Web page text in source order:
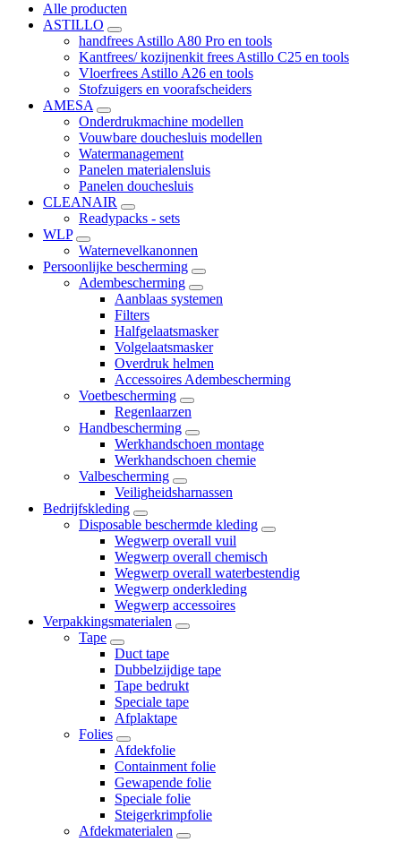
Alle producten
ASTILLO
handfrees Astillo A80 Pro en tools
Kantfrees/ kozijnenkit frees Astillo C25 en tools
Vloerfrees Astillo A26 en tools
Stofzuigers en voorafscheiders
AMESA
Onderdrukmachine modellen
Vouwbare douchesluis modellen
Watermanagement
Panelen materialensluis
Panelen douchesluis
CLEANAIR
Readypacks - sets
WLP
Waternevelkanonnen
Persoonlijke bescherming
Adembescherming
Aanblaas systemen
Filters
Halfgelaatsmasker
Volgelaatsmasker
Overdruk helmen
Accessoires Adembescherming
Voetbescherming
Regenlaarzen
Handbescherming
Werkhandschoen montage
Werkhandschoen chemie
Valbescherming
Veiligheidsharnassen
Bedrijfskleding
Disposable beschermde kleding
Wegwerp overall vuil
Wegwerp overall chemisch
Wegwerp overall waterbestendig
Wegwerp onderkleding
Wegwerp accessoires
Verpakkingsmaterialen
Tape
Duct tape
Dubbelzijdige tape
Tape bedrukt
Speciale tape
Afplaktape
Folies
Afdekfolie
Containment folie
Gewapende folie
Speciale folie
Steigerkrimpfolie
Afdekmaterialen